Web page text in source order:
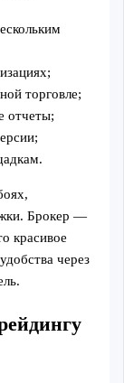
торговле;
отчеты;
Брокер —
красивое
через